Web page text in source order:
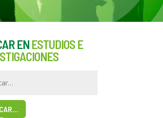
EN ESTUDIOS E